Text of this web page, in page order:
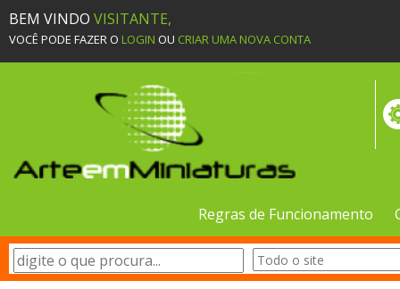
BEM VINDO VISITANTE,
VOCÊ PODE FAZER O LOGIN OU CRIAR UMA NOVA CONTA
Regras de Funcionamento